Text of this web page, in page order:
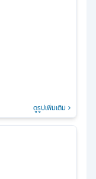
ดูรูปเพิ่มเติม